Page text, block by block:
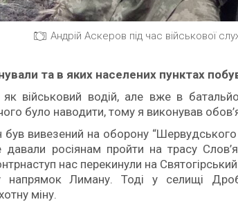
Андрій Аскеров під час військової
та в яких населених пунктах
як військовий водій, але вже в
було наводити, тому я виконував
вивезений на оборону “Шервудського
росіянам пройти на трасу
нас перекинули на
напрямок Лиману. Тоді у селищі
міну.